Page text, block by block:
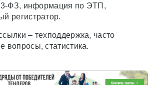
ФЗ, информация по ЭТП,
регистратор.
– техподдержка, часто
вопросы, статистика.